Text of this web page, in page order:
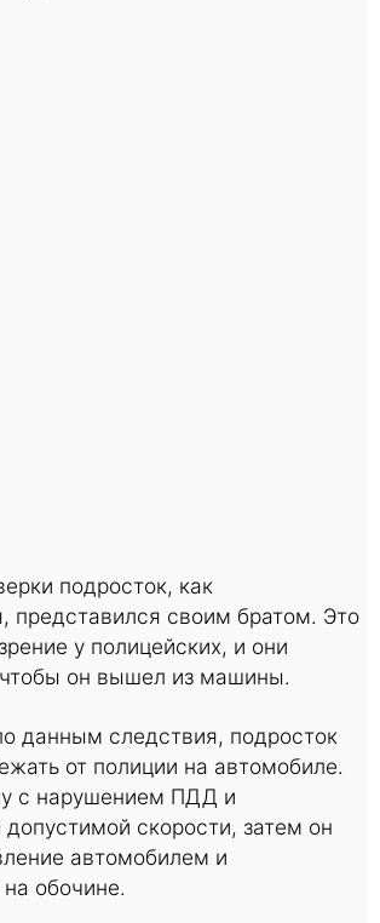
подросток, как
представился своим братом. Это
у полицейских, и они
он вышел из машины.
данным следствия, подросток
от полиции на автомобиле.
с нарушением ПДД и
скорости, затем он
автомобилем и
обочине.